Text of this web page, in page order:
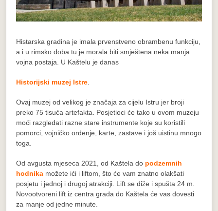
Histarska gradina je imala prvenstveno obrambenu funkciju,
a i u rimsko doba tu je morala biti smještena neka manja
vojna postaja. U Kaštelu je danas
Historijski muzej Istre
Ovaj muzej od velikog je značaja za cijelu Istru jer broji
preko 75 tisuća artefakta. Posjetioci će tako u ovom muzeju
moći razgledati razne stare instrumente koje su koristili
pomorci, vojničko ordenje, karte, zastave i još uistinu mnogo
toga.
Od avgusta mjeseca 2021, od Kaštela do podzemnih
hodnika možete ići i liftom, što će vam znatno olakšati
posjetu i jednoj i drugoj atrakciji. Lift se diže i spušta 24 m.
Novootvoreni lift iz centra grada do Kaštela će vas dovesti
za manje od jedne minute.